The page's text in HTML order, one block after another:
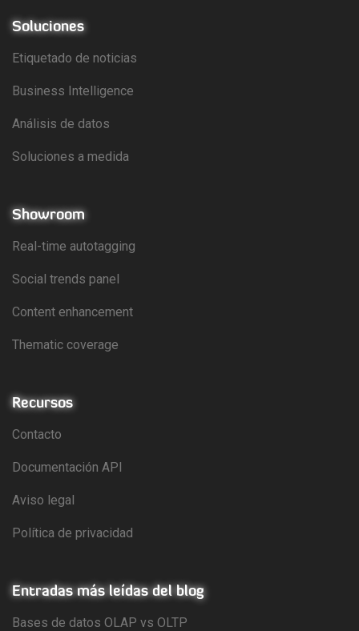
Soluciones
Etiquetado de noticias
Business Intelligence
Análisis de datos
Soluciones a medida
Showroom
Real-time autotagging
Social trends panel
Content enhancement
Thematic coverage
Recursos
Contacto
Documentación API
Aviso legal
Política de privacidad
Entradas más leídas del blog
Bases de datos OLAP vs OLTP